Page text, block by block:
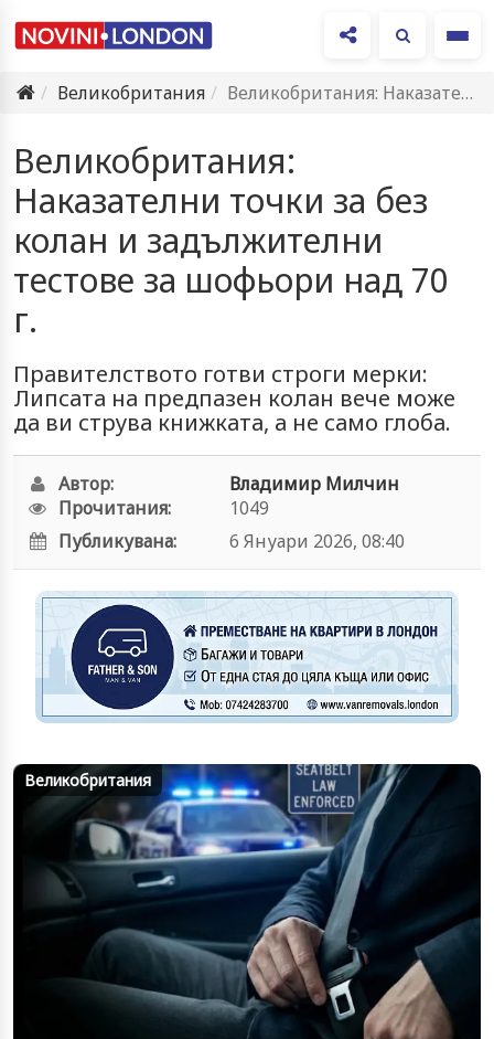
Великобритания
Великобритания: Наказателни точки за без колан и задължителни тестове за…
Великобритания:
Наказателни точки за без
колан и задължителни
тестове за шофьори над 70
г.
Правителството готви строги мерки:
Липсата на предпазен колан вече може
да ви струва книжката, а не само глоба.
Автор:
Владимир Милчин
Прочитания:
1049
Публикувана:
6 Януари 2026, 08:40
Великобритания